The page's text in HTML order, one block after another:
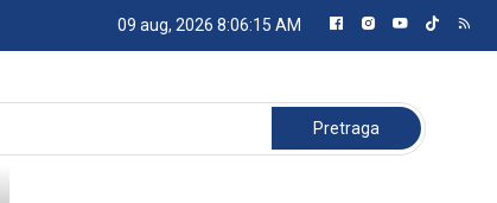
09 aug, 2026 8:06:15 AM
Pretraga: